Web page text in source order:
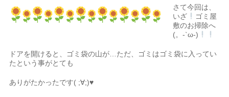
さて今回は、
いざ
ゴミ屋
敷のお掃除へ
(。-`ω-)
ドアを開けると、ゴミ袋の山が…ただ、ゴミはゴミ袋に入ってい
たという事がとても
ありがたかったです( ;∀;)♥